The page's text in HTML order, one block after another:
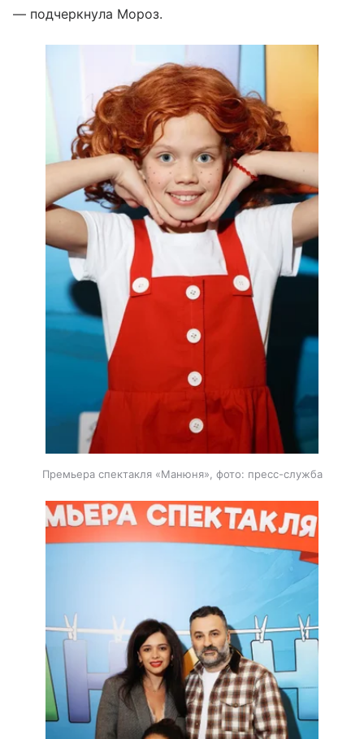
— подчеркнула Мороз.
Премьера спектакля «Манюня», фото: пресс-служба